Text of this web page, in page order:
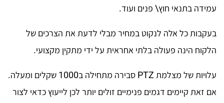
עמידה בתנאי חוץ\ פנים ועוד.
בעקבות כל אלה לנקוט במחיר מבלי לדעת את הצרכים של
הלקוח הינה פעולה בלתי אחראית על ידי מתקין מקצועי.
עלויות של מצלמת PTZ סבירה מתחילה ב1000 שקלים ומעלה.
אם זאת קיימים דגמים פנימיים זולים יותר לכן לייעוץ כדאי לצור